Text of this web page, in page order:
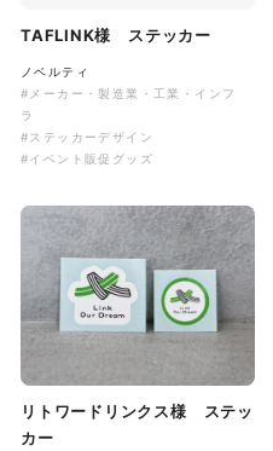
TAFLINK様 ステッカー
ノベルティ
#メーカー・製造業・工業・インフ
ラ
#ステッカーデザイン
#イベント販促グッズ
リトワードリンクス様 ステッ
カー